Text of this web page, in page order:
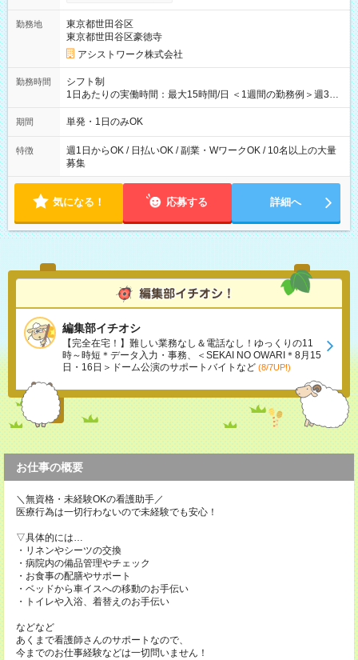
勤務地
東京都世田谷区
東京都世田谷区豪徳寺
アシストワーク株式会社
勤務時間
シフト制
1日あたりの実働時間：最大15時間/日 ＜1週間の勤務例＞週3回
勤務 勤務：月・水・金 休み：火・木・土・日 好きな時にお仕事
可能です！ ※1日あたりの最大実働時間は日勤、夜勤共に勤務し
期間 単発・1日のみOK
特徴
週1日からOK / 日払いOK / 副業・WワークOK / 10名以上の大量
募集
気になる！ 応募する 詳細へ
編集部イチオシ
【完全在宅！】難しい業務なし＆電話なし！ゆっくりの11
時～時短＊データ入力・事務、＜SEKAI NO OWARI＊8月15
日・16日＞ドーム公演のサポートバイトなど (8/7UP!)
お仕事の概要
＼無資格・未経験OKの看護助手／
医療行為は一切行わないので未経験でも安心！
▽具体的には…
・リネンやシーツの交換
・病院内の備品管理やチェック
・お食事の配膳やサポート
・ベッドから車イスへの移動のお手伝い
・トイレや入浴、着替えのお手伝い
などなど
あくまで看護師さんのサポートなので、
今までのお仕事経験などは一切問いません！